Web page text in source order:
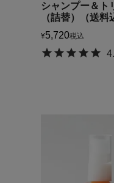
シャンプー＆ト
（詰替）（送料
¥5,720税込